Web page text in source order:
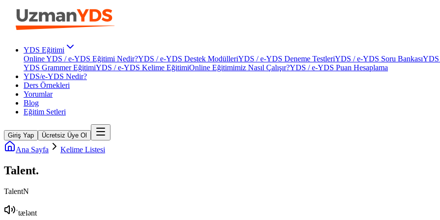
YDS Eğitimi
Online YDS / e-YDS Eğitimi Nedir?YDS / e-YDS Destek ModülleriYDS / e-YDS Deneme TestleriYDS / e-YDS Soru BankasıYDS
YDS Grammer EğitimiYDS / e-YDS Kelime EğitimiOnline Eğitimimiz Nasıl Çalışır?YDS / e-YDS Puan Hesaplama
YDS/e-YDS Nedir?
Ders Örnekleri
Yorumlar
Blog
Eğitim Setleri
Giriş Yap Ücretsiz Üye Ol
Ana Sayfa Kelime Listesi
Talent.
TalentN
ˈtælənt